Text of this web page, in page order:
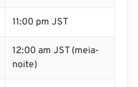
11:00 pm JST
12:00 am JST (meia-
noite)